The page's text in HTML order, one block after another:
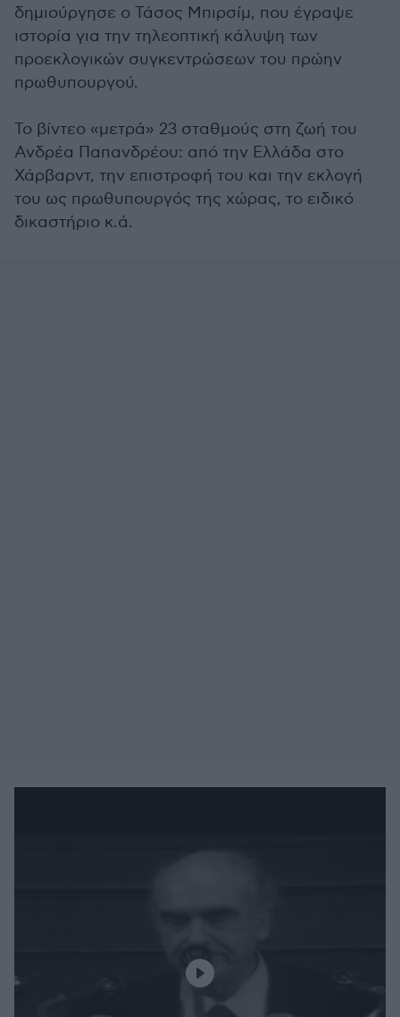
δημιούργησε ο Τάσος Μπιρσίμ, που έγραψε
ιστορία για την τηλεοπτική κάλυψη των
προεκλογικών συγκεντρώσεων του πρώην
πρωθυπουργού.
Το βίντεο «μετρά» 23 σταθμούς στη ζωή του
Ανδρέα Παπανδρέου: από την Ελλάδα στο
Χάρβαρντ, την επιστροφή του και την εκλογή
του ως πρωθυπουργός της χώρας, το ειδικό
δικαστήριο κ.ά.